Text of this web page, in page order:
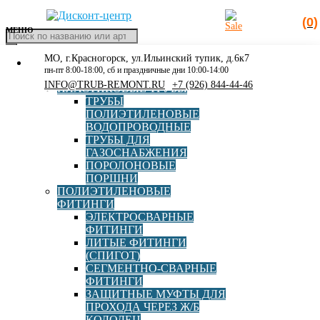
(0)
Поиск
товаров
МЕНЮ
КАТАЛОГ
РАСПРОДАЖА
ПЛАСТИКОВЫЕ ТРУБЫ
ТРУБЫ
ПОЛИЭТИЛЕНОВЫЕ
ВОДОПРОВОДНЫЕ
ТРУБЫ ДЛЯ
ГАЗОСНАБЖЕНИЯ
ПОРОЛОНОВЫЕ
ПОРШНИ
ПОЛИЭТИЛЕНОВЫЕ
ФИТИНГИ
ЭЛЕКТРОСВАРНЫЕ
ФИТИНГИ
ЛИТЫЕ ФИТИНГИ
(СПИГОТ)
СЕГМЕНТНО-СВАРНЫЕ
ФИТИНГИ
ЗАЩИТНЫЕ МУФТЫ ДЛЯ
ПРОХОДА ЧЕРЕЗ Ж/Б
МО, г.Красногорск, ул.Ильинский тупик, д.6к7
пн-пт 8:00-18:00, сб и праздничные дни 10:00-14:00
INFO@TRUB-REMONT.RU +7 (926) 844-44-46
Главная »Каталог» Оборудование для монтажа ПЭ труб
Муфтовые аппараты »Страница 3
Муфтовые аппараты
NFR HDM
ПРОСВАР
ПРОТВА
Наконечники сварочные универсальные NEW d 4.0/4.7
резьба (наружная) М6